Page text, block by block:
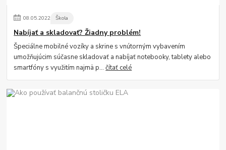
08.05.2022 Škola
Nabíjať a skladovať? Žiadny problém!
Špeciálne mobilné vozíky a skrine s vnútorným vybavením
umožňujúcim súčasne skladovať a nabíjať notebooky, tablety alebo
smartfóny s využitím najmä p...čítať celé